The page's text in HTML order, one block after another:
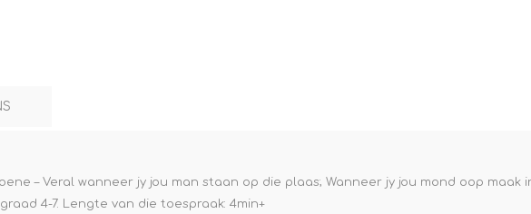
– Veral wanneer jy jou man staan op die plaas; Wanneer jy jou mond oop maak
4-7. Lengte van die toespraak: 4min+